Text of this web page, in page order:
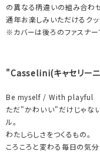
の異なる柄違いの組み合わ
通年お楽しみいただけるクッ
※カバーは後ろのファスナー
"Casselini(キャセリー
Be myself / With playful
ただ"かわいい"だけじゃない
ル。
わたしらしさをつくるもの。
ころころと変わる毎日の気